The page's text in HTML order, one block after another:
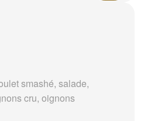
smashé, salade,
cru, oignons